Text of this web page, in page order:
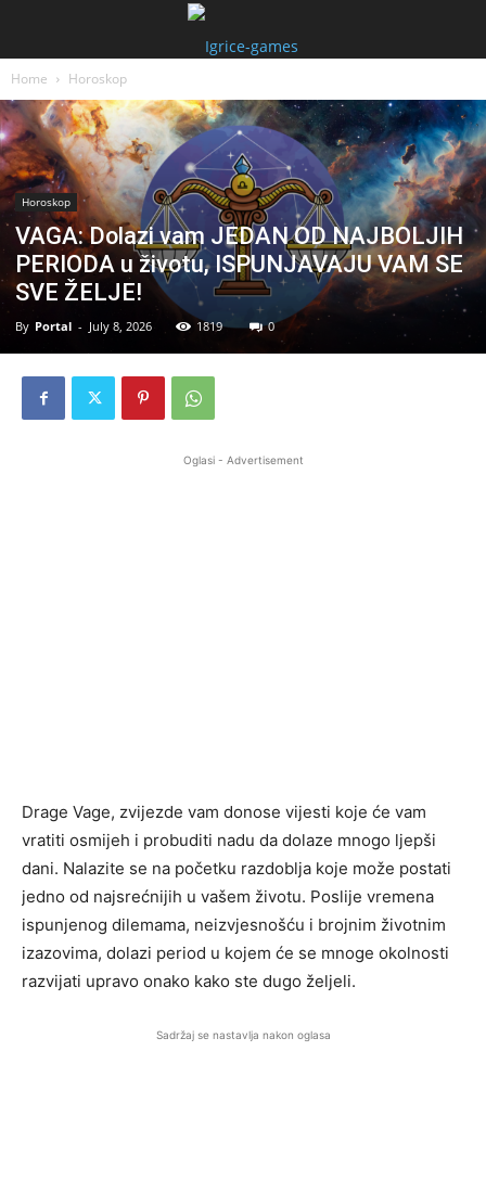
Home Horoskop
Horoskop
VAGA: Dolazi vam JEDAN OD NAJBOLJIH
PERIODA u životu, ISPUNJAVAJU VAM SE
SVE ŽELJE!
By Portal - July 8, 2026 1819 0
Oglasi - Advertisement
Drage Vage, zvijezde vam donose vijesti koje će vam
vratiti osmijeh i probuditi nadu da dolaze mnogo ljepši
dani. Nalazite se na početku razdoblja koje može postati
jedno od najsrećnijih u vašem životu. Poslije vremena
ispunjenog dilemama, neizvjesnošću i brojnim životnim
izazovima, dolazi period u kojem će se mnoge okolnosti
razvijati upravo onako kako ste dugo željeli.
Sadržaj se nastavlja nakon oglasa